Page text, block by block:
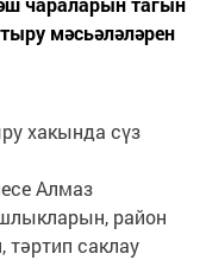
мәсьәләләрен
хакында сүз
Алмаз
район
тәртип саклау